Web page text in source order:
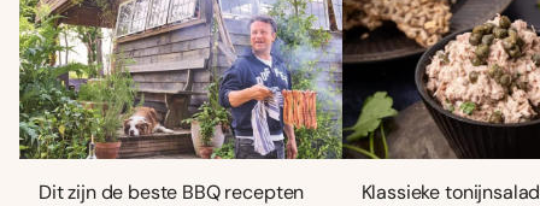
Dit zijn de beste BBQ recepten
Klassieke